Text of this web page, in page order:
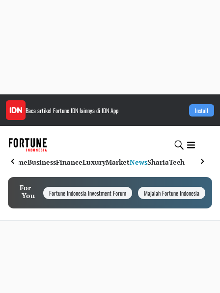
Baca artikel Fortune IDNlainnya di IDN App Install
HomeBusinessFinanceLuxuryMarketNewsShariaTech
For
You
Fortune Indonesia Investment Forum Majalah Fortune Indonesia